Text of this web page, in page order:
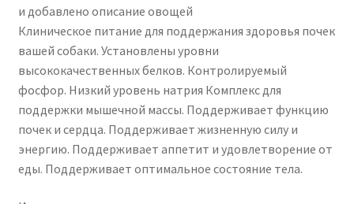
и добавлено описание овощей
Клиническое питание для поддержания здоровья почек
вашей собаки. Установлены уровни
высококачественных белков. Контролируемый
фосфор. Низкий уровень натрия Комплекс для
поддержки мышечной массы. Поддерживает функцию
почек и сердца. Поддерживает жизненную силу и
энергию. Поддерживает аппетит и удовлетворение от
еды. Поддерживает оптимальное состояние тела.